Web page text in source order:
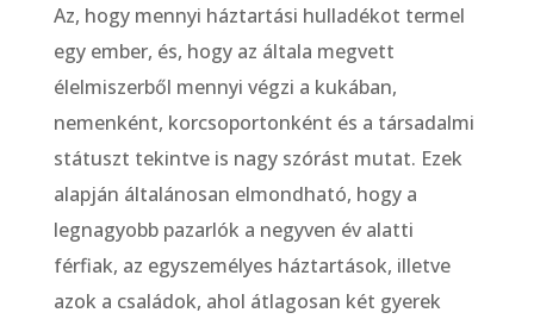
Az, hogy mennyi háztartási hulladékot termel
egy ember, és, hogy az általa megvett
élelmiszerből mennyi végzi a kukában,
nemenként, korcsoportonként és a társadalmi
státuszt tekintve is nagy szórást mutat. Ezek
alapján általánosan elmondható, hogy a
legnagyobb pazarlók a negyven év alatti
férfiak, az egyszemélyes háztartások, illetve
azok a családok, ahol átlagosan két gyerek